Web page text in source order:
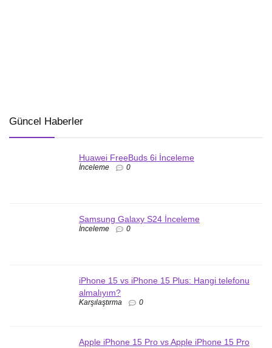
Güncel Haberler
Huawei FreeBuds 6i İnceleme
İnceleme 0
Samsung Galaxy S24 İnceleme
İnceleme 0
iPhone 15 vs iPhone 15 Plus: Hangi telefonu
almalıyım?
Karşılaştırma 0
Apple iPhone 15 Pro vs Apple iPhone 15 Pro